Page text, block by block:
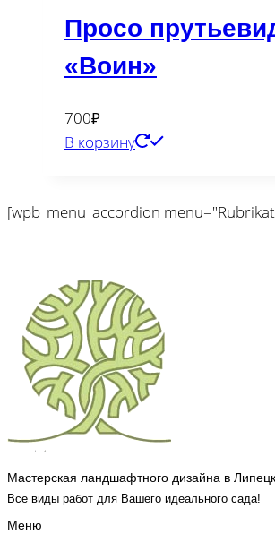
Просо
«Воин»
700₽
В корзину
[wpb_menu_accordion
Мастерская ландшафтного дизайна в
Все виды работ для Вашего идеального сада!
Меню